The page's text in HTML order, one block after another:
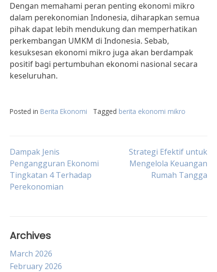
Dengan memahami peran penting ekonomi mikro
dalam perekonomian Indonesia, diharapkan semua
pihak dapat lebih mendukung dan memperhatikan
perkembangan UMKM di Indonesia. Sebab,
kesuksesan ekonomi mikro juga akan berdampak
positif bagi pertumbuhan ekonomi nasional secara
keseluruhan.
Posted in Berita Ekonomi Tagged berita ekonomi mikro
Post
navigation
Dampak Jenis
Pengangguran Ekonomi
Tingkatan 4 Terhadap
Perekonomian
Strategi Efektif untuk
Mengelola Keuangan
Rumah Tangga
Archives
March 2026
February 2026